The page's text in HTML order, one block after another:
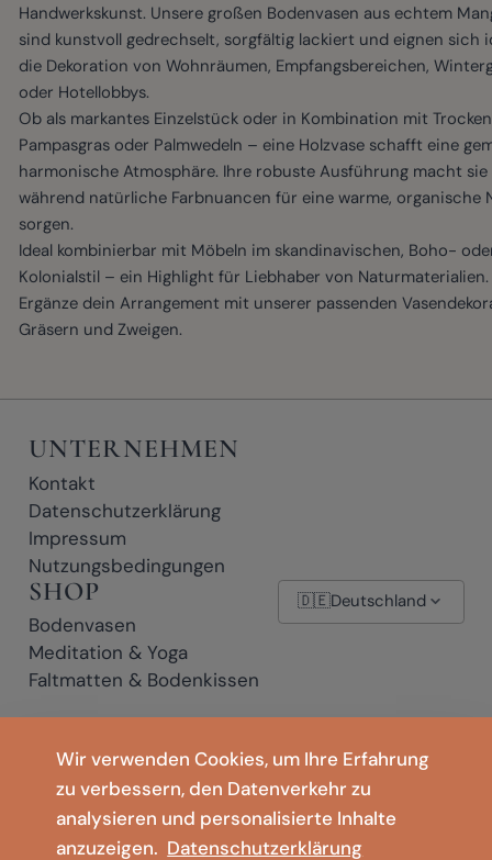
Wir verwenden Cookies, um Ihre Erfahrung
zu verbessern, den Datenverkehr zu
analysieren und personalisierte Inhalte
anzuzeigen. Datenschutzerklärung
Handwerkskunst. Unsere großen Bodenvasen aus echtem
sind kunstvoll gedrechselt, sorgfältig lackiert und eignen sich
die Dekoration von Wohnräumen, Empfangsbereichen,
oder Hotellobbys.
Ob als markantes Einzelstück oder in Kombination mit
Pampasgras oder Palmwedeln – eine Holzvase schafft eine
harmonische Atmosphäre. Ihre robuste Ausführung macht sie
während natürliche Farbnuancen für eine warme, organische
sorgen.
Ideal kombinierbar mit Möbeln im skandinavischen, Boho-
Kolonialstil – ein Highlight für Liebhaber von Naturmaterialien.
Ergänze dein Arrangement mit unserer passenden
Gräsern und Zweigen.
UNTERNEHMEN
Kontakt
Datenschutzerklärung
Impressum
Nutzungsbedingungen
SHOP
Bodenvasen
Meditation & Yoga
Faltmatten & Bodenkissen
🇩🇪Deutschland
* Affiliate-Links: Wenn Sie auf einen mit * gekennzeichneten Link klicken
und einen Kauf abschließen, erhalten wir möglicherweise eine kleine
Provision – ohne zusätzliche Kosten für Sie.